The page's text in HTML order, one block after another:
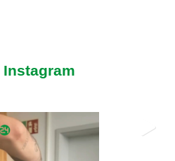
Instagram